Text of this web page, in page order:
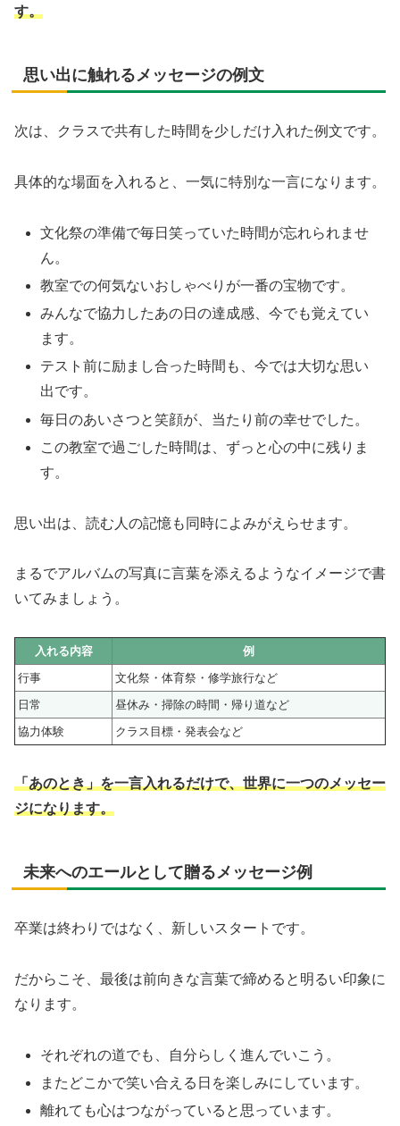
す。
思い出に触れるメッセージの例文
次は、クラスで共有した時間を少しだけ入れた例文です。
具体的な場面を入れると、一気に特別な一言になります。
文化祭の準備で毎日笑っていた時間が忘れられませ
ん。
教室での何気ないおしゃべりが一番の宝物です。
みんなで協力したあの日の達成感、今でも覚えてい
ます。
テスト前に励まし合った時間も、今では大切な思い
出です。
毎日のあいさつと笑顔が、当たり前の幸せでした。
この教室で過ごした時間は、ずっと心の中に残りま
す。
思い出は、読む人の記憶も同時によみがえらせます。
まるでアルバムの写真に言葉を添えるようなイメージで書
いてみましょう。
入れる内容
例
行事
文化祭・体育祭・修学旅行など
日常
昼休み・掃除の時間・帰り道など
協力体験
クラス目標・発表会など
「あのとき」を一言入れるだけで、世界に一つのメッセー
ジになります。
未来へのエールとして贈るメッセージ例
卒業は終わりではなく、新しいスタートです。
だからこそ、最後は前向きな言葉で締めると明るい印象に
なります。
それぞれの道でも、自分らしく進んでいこう。
またどこかで笑い合える日を楽しみにしています。
離れても心はつながっていると思っています。